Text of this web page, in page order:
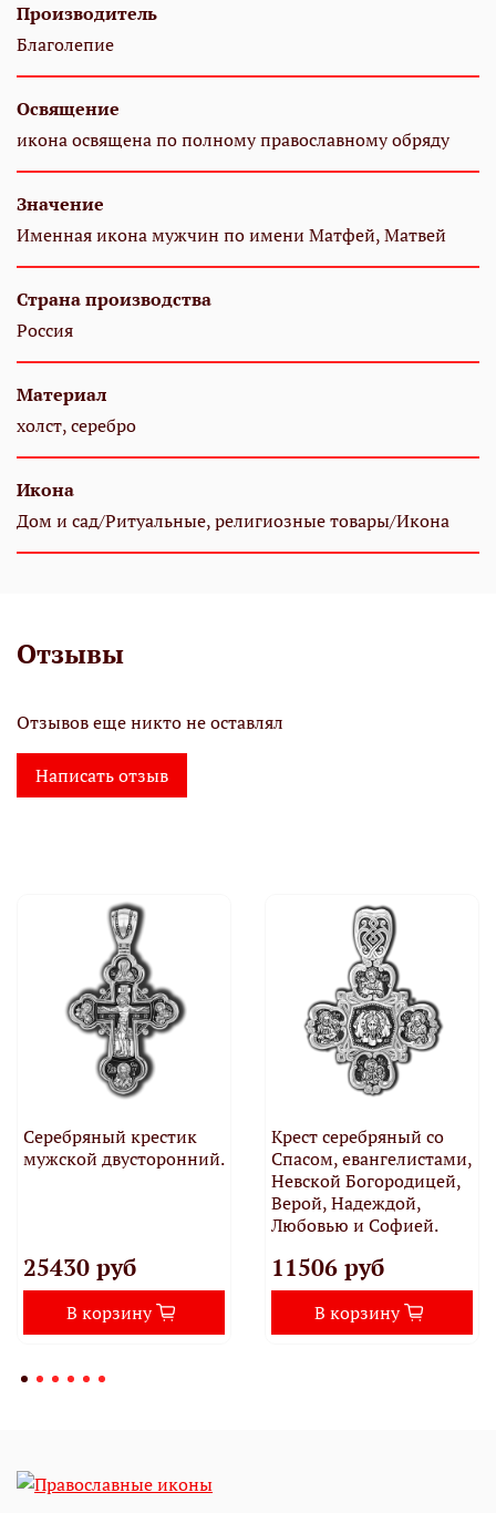
Производитель
Благолепие
Освящение
икона освящена по полному православному обряду
Значение
Именная икона мужчин по имени Матфей, Матвей
Страна производства
Россия
Материал
холст, серебро
Икона
Дом и сад/Ритуальные, религиозные товары/Икона
Отзывы
Отзывов еще никто не оставлял
Написать отзыв
Серебряный крестик
мужской двусторонний.
25430 руб
В корзину
Крест серебряный со
Спасом, евангелистами,
Невской Богородицей,
Верой, Надеждой,
Любовью и Софией.
11506 руб
В корзину